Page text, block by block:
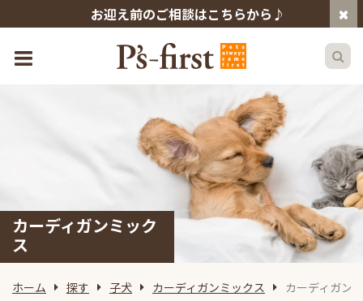
お迎え前のご相談はこちらから♪
カーディガンミック
ス
ホーム 探す 子犬 カーディガンミックス カーディガン